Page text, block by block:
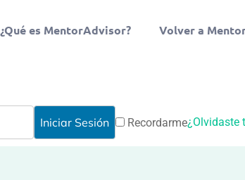
¿Qué es MentorAdvisor? Volver a
Recordarme¿Olvidaste